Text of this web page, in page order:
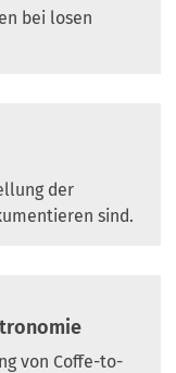
bei losen
der
sind.
von Coffe-to-